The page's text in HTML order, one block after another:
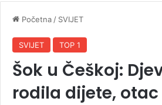
Početna / SVIJET
SVIJET TOP 1
Šok u Češkoj:
rodila dijete,